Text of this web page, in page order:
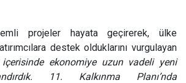
projeler hayata geçirerek, ülke
destek olduklarını vurgulayan
içerisinde ekonomiye uzun vadeli yeni
11. Kalkınma Planı’nda